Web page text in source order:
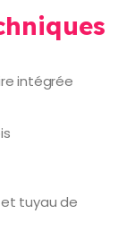
intégrée
tuyau de